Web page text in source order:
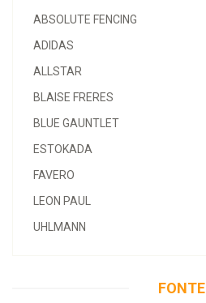
ABSOLUTE FENCING
ADIDAS
ALLSTAR
BLAISE FRERES
BLUE GAUNTLET
ESTOKADA
FAVERO
LEON PAUL
UHLMANN
FONTE